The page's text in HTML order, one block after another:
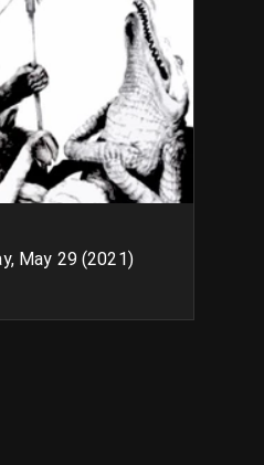
May 29 (2021)